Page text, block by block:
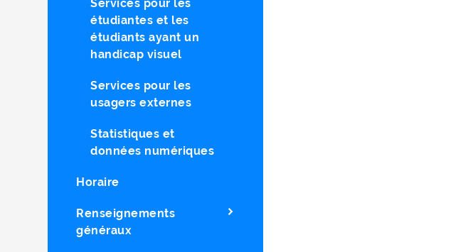
Services pour les
étudiantes et les
étudiants ayant un
handicap visuel
Services pour les
usagers externes
Statistiques et
données numériques
Horaire
Renseignements
généraux